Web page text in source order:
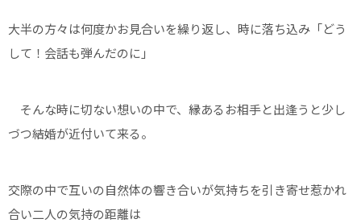
大半の方々は何度かお見合いを繰り返し、時に落ち込み「どう
して！会話も弾んだのに」
そんな時に切ない想いの中で、縁あるお相手と出逢うと少し
づつ結婚が近付いて来る。
交際の中で互いの自然体の響き合いが気持ちを引き寄せ惹かれ
合い二人の気持の距離は